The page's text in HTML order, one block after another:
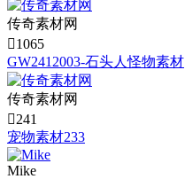
传奇素材网
1065
GW2412003-石头人怪物素材
传奇素材网
241
宠物素材233
Mike